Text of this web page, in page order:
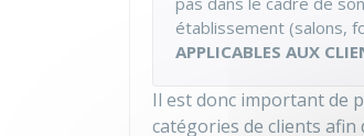
établissement (salons,
APPLICABLES AUX
Il est donc important de
catégories de clients